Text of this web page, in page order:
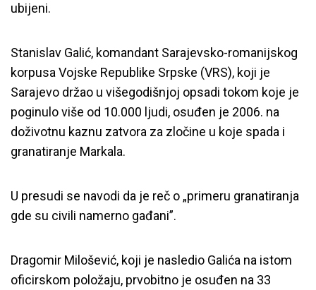
ubijeni.
Stanislav Galić, komandant Sarajevsko-romanijskog
korpusa Vojske Republike Srpske (VRS), koji je
Sarajevo držao u višegodišnjoj opsadi tokom koje je
poginulo više od 10.000 ljudi, osuđen je 2006. na
doživotnu kaznu zatvora za zločine u koje spada i
granatiranje Markala.
U presudi se navodi da je reč o „primeru granatiranja
gde su civili namerno gađani”.
Dragomir Milošević, koji je nasledio Galića na istom
oficirskom položaju, prvobitno je osuđen na 33